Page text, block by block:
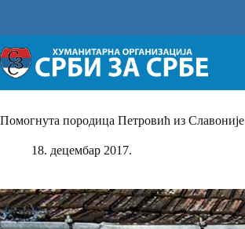
Помогнута породица Петровић из Славоније
18. децембар 2017.